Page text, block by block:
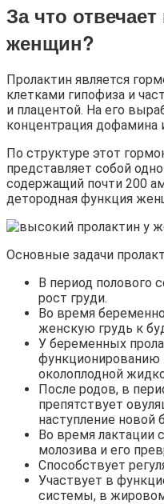
За что
женщин?
Пролактин является
клетками гипофиза и
и плацентой. На его
концентрация дофамина
По структуре этот
представляет собой
содержащий почти 200
детородная функция
Основные задачи
В период полового
рост груди.
Во время
женскую грудь к
У беременных
функционированию
околоплодной
После родов, в
препятствует
наступление новой
Во время лактации
молозива и его
Способствует
Участвует в
системы, в